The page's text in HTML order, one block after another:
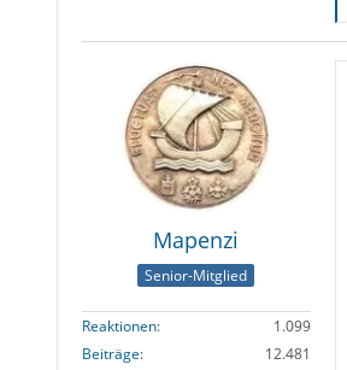
Mapenzi
Senior-Mitglied
Reaktionen
1.099
Beiträge
12.481